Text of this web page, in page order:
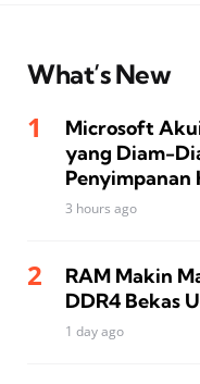
What’s New
Microsoft
yang Diam-
Penyimpanan
3 hours ago
RAM Makin
DDR4 Bekas
1 day ago